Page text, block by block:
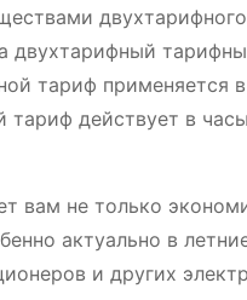
двухтарифный
тариф применяется
действует в
вам не только
актуально в
и других